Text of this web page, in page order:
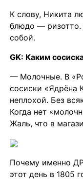
К слову, Никита
блюдо — ризотто.
собой.
GK: Каким
— Молочные. В
сосиски «Ядрёна
неплохой. Без
Когда нет
Жаль, что в
Почему именно
этот день в 1805